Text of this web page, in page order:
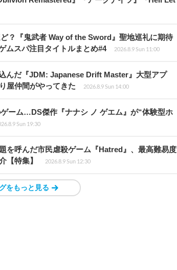
？『鬼武者 Way of the Sword』聖地巡礼に期待
ムスパ注目タイトルまとめ#4
2026.8.9 Sun 11:00
んだ『JDM: Japanese Drift Master』大型アプ
屋仲間がやってきた
2026.8.9 Sun 14:00
ーム…DS傑作『ナナシ ノ ゲエム』が“体験型ホ
Sun 19:30
を呼んだ市民虐殺ゲーム『Hatred』、最高難易度
【特集】
2026.8.9 Sun 12:30
をもっと見る